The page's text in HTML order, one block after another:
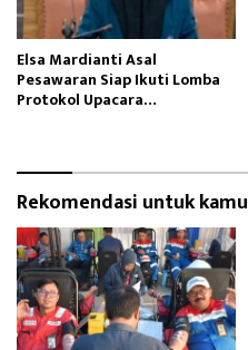
Elsa Mardianti Asal
Pesawaran Siap Ikuti Lomba
Protokol Upacara
Rekomendasi untuk kamu